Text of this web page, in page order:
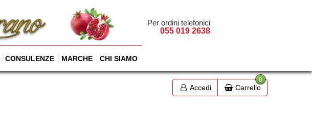
Per ordini telefonici
055 019 2638
CONSULENZE MARCHE CHI SIAMO
Accedi
0
Carrello